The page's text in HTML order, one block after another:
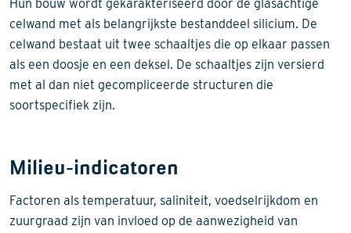
Hun bouw wordt gekarakteriseerd door de glasachtige
celwand met als belangrijkste bestanddeel silicium. De
celwand bestaat uit twee schaaltjes die op elkaar passen
als een doosje en een deksel. De schaaltjes zijn versierd
met al dan niet gecompliceerde structuren die
soortspecifiek zijn.
Milieu-indicatoren
Factoren als temperatuur, saliniteit, voedselrijkdom en
zuurgraad zijn van invloed op de aanwezigheid van